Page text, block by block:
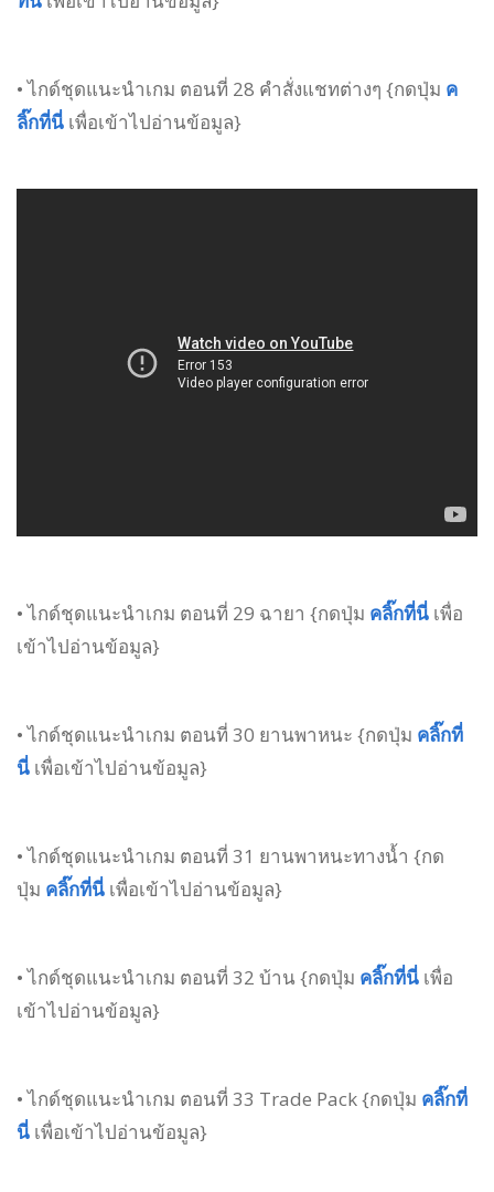
• ไกด์ชุดแนะนำเกม ตอนที่ 28 คำสั่งแชทต่างๆ {กดปุ่ม ค
ลิ๊กที่นี่ เพื่อเข้าไปอ่านข้อมูล}
• ไกด์ชุดแนะนำเกม ตอนที่ 29 ฉายา {กดปุ่ม คลิ๊กที่นี่ เพื่อ
เข้าไปอ่านข้อมูล}
• ไกด์ชุดแนะนำเกม ตอนที่ 30 ยานพาหนะ {กดปุ่ม คลิ๊กที่
นี่ เพื่อเข้าไปอ่านข้อมูล}
• ไกด์ชุดแนะนำเกม ตอนที่ 31 ยานพาหนะทางน้ำ {กด
ปุ่ม คลิ๊กที่นี่ เพื่อเข้าไปอ่านข้อมูล}
• ไกด์ชุดแนะนำเกม ตอนที่ 32 บ้าน {กดปุ่ม คลิ๊กที่นี่ เพื่อ
เข้าไปอ่านข้อมูล}
• ไกด์ชุดแนะนำเกม ตอนที่ 33 Trade Pack {กดปุ่ม คลิ๊กที่
นี่ เพื่อเข้าไปอ่านข้อมูล}